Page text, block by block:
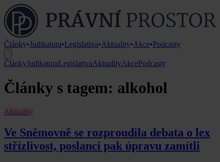
Články•Judikatura•Legislativa•Aktuality•Akce•Podcasty
ČlánkyJudikaturaLegislativaAktualityAkcePodcasty
Články s tagem: alkohol
Aktuality
Ve Sněmovně se rozproudila debata o lex
střízlivost, poslanci pak úpravu zamítli